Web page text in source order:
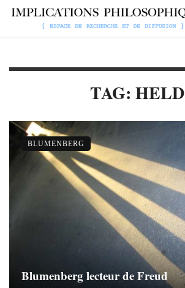
TAG: HELD
Blumenberg lecteur de Freud
BLUMENBERG